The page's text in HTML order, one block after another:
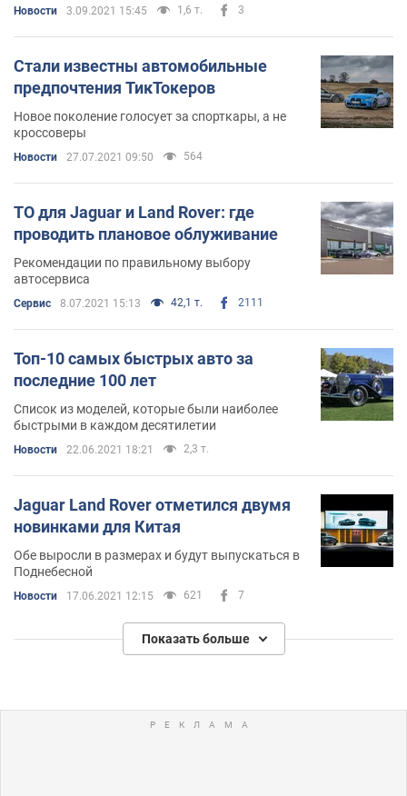
Новости 3.09.2021 15:45 1,6 т. 3
Стали известны автомобильные
предпочтения ТикТокеров
Новое поколение голосует за спорткары, а не
кроссоверы
Новости 27.07.2021 09:50 564
ТО для Jaguar и Land Rover: где
проводить плановое облуживание
Рекомендации по правильному выбору
автосервиса
Сервис 8.07.2021 15:13 42,1 т. 2111
Топ-10 самых быстрых авто за
последние 100 лет
Список из моделей, которые были наиболее
быстрыми в каждом десятилетии
Новости 22.06.2021 18:21 2,3 т.
Jaguar Land Rover отметился двумя
новинками для Китая
Обе выросли в размерах и будут выпускаться в
Поднебесной
Новости 17.06.2021 12:15 621 7
Показать больше